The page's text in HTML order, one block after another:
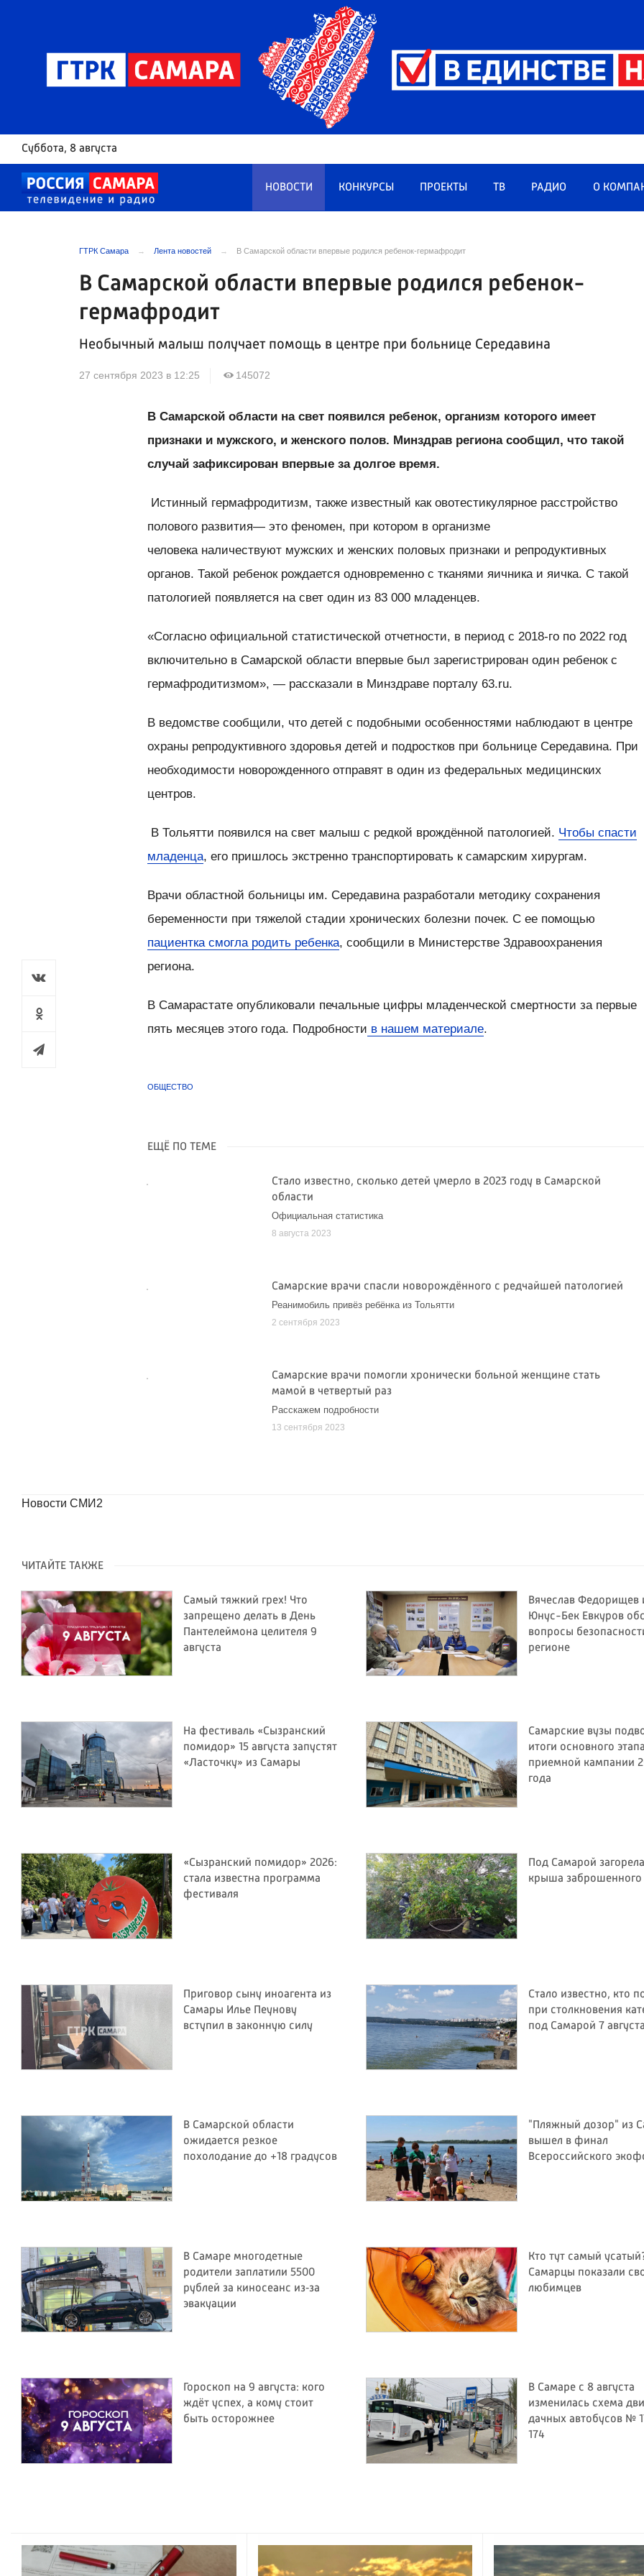
Суббота, 8 августа
НОВОСТИ КОНКУРСЫ ПРОЕКТЫ ТВ РАДИО О
ГТРК Самара Лента новостей В Самарской области впервые родился ребенок-гермафродит
В Самарской области впервые родился ребенок-
гермафродит
Необычный малыш получает помощь в центре при больнице Середавина
27 сентября 2023 в 12:25 145072
В Самарской области на свет появился ребенок, организм которого имеет
признаки и мужского, и женского полов. Минздрав региона сообщил, что такой
случай зафиксирован впервые за долгое время.
Истинный гермафродитизм, также известный как овотестикулярное расстройство
полового развития— это феномен, при котором в организме
человека наличествуют мужских и женских половых признаки и репродуктивных
органов. Такой ребенок рождается одновременно с тканями яичника и яичка. С такой
патологией появляется на свет один из 83 000 младенцев.
«Согласно официальной статистической отчетности, в период с 2018-го по 2022 год
включительно в Самарской области впервые был зарегистрирован один ребенок с
гермафродитизмом», — рассказали в Минздраве порталу 63.ru.
В ведомстве сообщили, что детей с подобными особенностями наблюдают в центре
охраны репродуктивного здоровья детей и подростков при больнице Середавина. При
необходимости новорожденного отправят в один из федеральных медицинских
центров.
В Тольятти появился на свет малыш с редкой врождённой патологией. Чтобы спасти
младенца, его пришлось экстренно транспортировать к самарским хирургам.
Врачи областной больницы им. Середавина разработали методику сохранения
беременности при тяжелой стадии хронических болезни почек. С ее помощью
пациентка смогла родить ребенка, сообщили в Министерстве Здравоохранения
региона.
В Самарастате опубликовали печальные цифры младенческой смертности за первые
пять месяцев этого года. Подробности в нашем материале.
ОБЩЕСТВО
ЕЩЁ ПО ТЕМЕ
Стало известно, сколько детей умерло в 2023 году в Самарской
области
Официальная статистика
8 августа 2023
Самарские врачи спасли новорождённого с редчайшей патологией
Реанимобиль привёз ребёнка из Тольятти
2 сентября 2023
Самарские врачи помогли хронически больной женщине стать
мамой в четвертый раз
Расскажем подробности
13 сентября 2023
Новости СМИ2
ЧИТАЙТЕ ТАКЖЕ
Самый тяжкий грех! Что
запрещено делать в День
Пантелеймона целителя 9
августа
Вячеслав Федорищев
Юнус-Бек Евкуров
вопросы
регионе
На фестиваль «Сызранский
помидор» 15 августа запустят
«Ласточку» из Самары
Самарские вузы
итоги основного
приемной кампании
года
«Сызранский помидор» 2026:
стала известна программа
фестиваля
Под Самарой
крыша заброшенного
Приговор сыну иноагента из
Самары Илье Пеунову
вступил в законную силу
Стало известно, кто
при столкновения
под Самарой 7
В Самарской области
ожидается резкое
похолодание до +18 градусов
"Пляжный дозор" из
вышел в финал
Всероссийского
В Самаре многодетные
родители заплатили 5500
рублей за киносеанс из‑за
эвакуации
Кто тут самый
Самарцы показали
любимцев
Гороскоп на 9 августа: кого
ждёт успех, а кому стоит
быть осторожнее
В Самаре с 8 августа
изменилась схема
дачных автобусов №
174